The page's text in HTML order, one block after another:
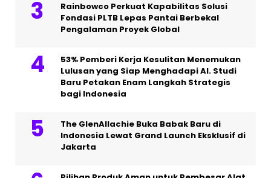
Rainbowco Perkuat Kapabilitas Solusi
Fondasi PLTB Lepas Pantai Berbekal
Pengalaman Proyek Global
53% Pemberi Kerja Kesulitan Menemukan
Lulusan yang Siap Menghadapi AI. Studi
Baru Petakan Enam Langkah Strategis
bagi Indonesia
The GlenAllachie Buka Babak Baru di
Indonesia Lewat Grand Launch Eksklusif di
Jakarta